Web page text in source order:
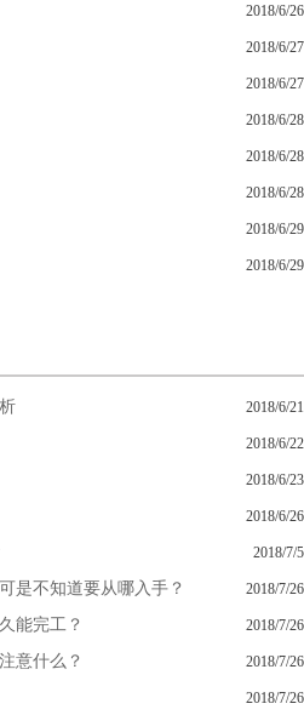
2018/6/26
2018/6/27
2018/6/27
2018/6/28
2018/6/28
2018/6/28
2018/6/29
2018/6/29
2018/6/21
2018/6/22
2018/6/23
2018/6/26
2018/7/5
是不知道要从哪入手？ 2018/7/26
能完工？ 2018/7/26
意什么？ 2018/7/26
2018/7/26